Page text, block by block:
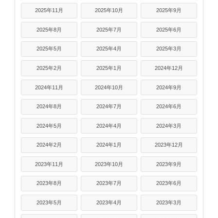
2025年11月 2025年10月 2025年9月
2025年8月 2025年7月 2025年6月
2025年5月 2025年4月 2025年3月
2025年2月 2025年1月 2024年12月
2024年11月 2024年10月 2024年9月
2024年8月 2024年7月 2024年6月
2024年5月 2024年4月 2024年3月
2024年2月 2024年1月 2023年12月
2023年11月 2023年10月 2023年9月
2023年8月 2023年7月 2023年6月
2023年5月 2023年4月 2023年3月